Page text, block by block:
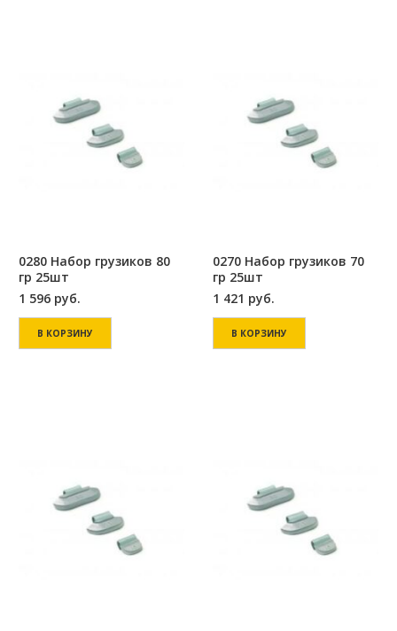
0280 Набор грузиков 80
гр 25шт
1 596 руб.
В КОРЗИНУ
0270 Набор грузиков 70
гр 25шт
1 421 руб.
В КОРЗИНУ